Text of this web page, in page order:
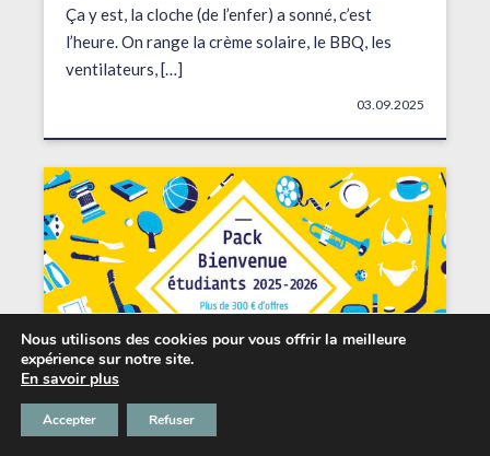
Ça y est, la cloche (de l’enfer) a sonné, c’est
l’heure. On range la crème solaire, le BBQ, les
ventilateurs, […]
03.09.2025
Les petits + du Chabada
Nous utilisons des cookies pour vous offrir la meilleure
expérience sur notre site.
En savoir plus
Accepter Refuser